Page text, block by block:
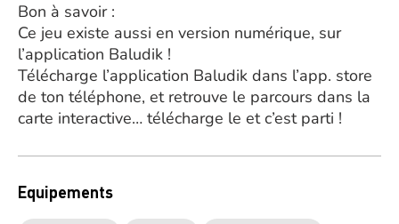
Bon à savoir :
Ce jeu existe aussi en version numérique, sur
l’application Baludik !
Télécharge l’application Baludik dans l’app. store
de ton téléphone, et retrouve le parcours dans la
carte interactive… télécharge le et c’est parti !
Equipements